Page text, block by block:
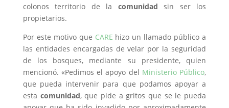
colonos territorio de la comunidad sin ser los
propietarios.
Por este motivo que CARE hizo un llamado público a
las entidades encargadas de velar por la seguridad
de los bosques, mediante su presidente, quien
mencionó. «Pedimos el apoyo del Ministerio Público,
que pueda intervenir para que podamos apoyar a
esta comunidad, que pide a gritos que se le pueda